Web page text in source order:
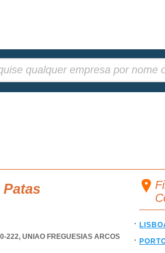
222, UNIAO FREGUESIAS ARCOS